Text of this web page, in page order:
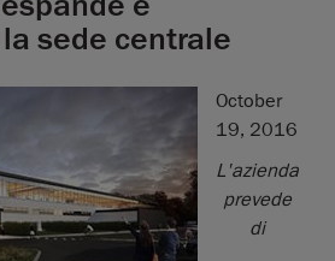
sede centrale
October
19, 2016
L'azienda
prevede
di